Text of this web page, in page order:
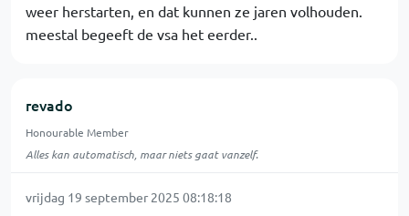
weer herstarten, en dat kunnen ze jaren volhouden.
meestal begeeft de vsa het eerder..
revado
Honourable Member
Alles kan automatisch, maar niets gaat vanzelf.
vrijdag 19 september 2025 08:18:18